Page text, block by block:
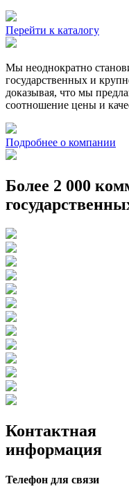
Перейти к каталогу
Мы неоднократно
государственных и
доказывая, что мы
соотношение цены и
Подробнее о компании
Более 2 000
Контактная
информация
Телефон для связи